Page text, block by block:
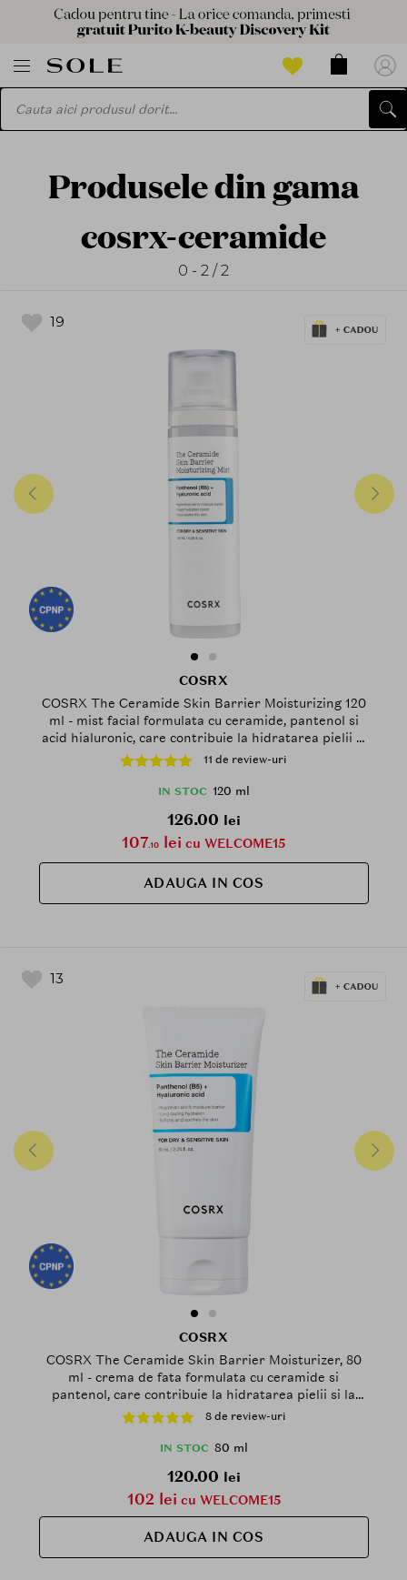
Produsele din gama
cosrx-ceramide
0 - 2 / 2
19
COSRX
COSRX The Ceramide Skin Barrier Moisturizing 120
ml - mist facial formulata cu ceramide, pantenol si
acid hialuronic, care contribuie la hidratarea pielii si
la metinerea confortului cutanat
11 de review-uri
IN STOC 120 ml
126.00 lei
107.10 lei cu WELCOME15
ADAUGA IN COS
13
COSRX
COSRX The Ceramide Skin Barrier Moisturizer, 80
ml - crema de fata formulata cu ceramide si
pantenol, care contribuie la hidratarea pielii si la
mentinerea barierei de protectie a pielii degradate,
sensibile sau predispuse la iritatii
8 de review-uri
IN STOC 80 ml
120.00 lei
102 lei cu WELCOME15
ADAUGA IN COS